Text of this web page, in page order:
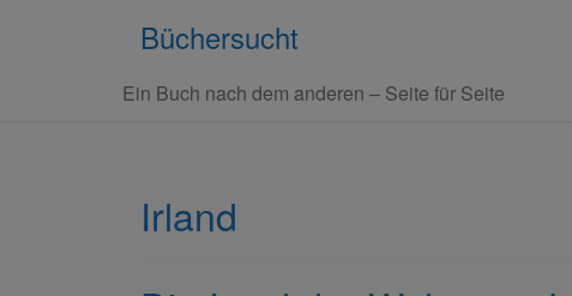
Büchersucht
Ein Buch nach dem anderen – Seite für Seite
Irland